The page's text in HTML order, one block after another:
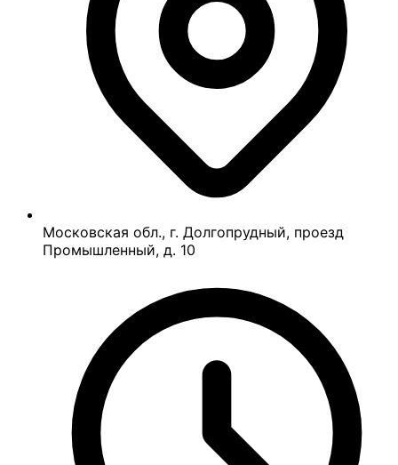
Московская обл., г. Долгопрудный, проезд
Промышленный, д. 10